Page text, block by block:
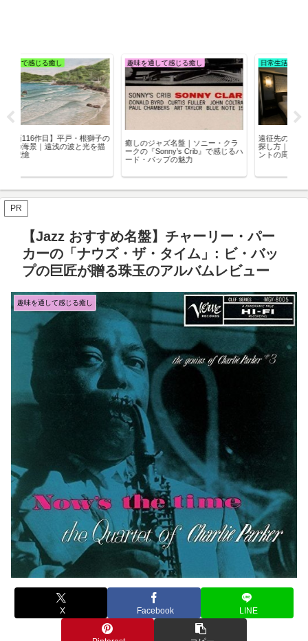
趣味を通して感じる癒し
癒しのジャズ名盤｜ソニー・クラ
ークの『Sonny’s Crib』で感じるハ
ード・バップの魅力
日常生活で感じる癒し
遠征先のホテルが取れないときの
探し方｜祭り・コンサート・イベ
ントの周辺都市まで空室検索
PR
【Jazz おすすめ名盤】チャーリー・パー
カーの「ナウズ・ザ・タイム」: ビ・バッ
プの巨匠が贈る珠玉のアルバムレビュー
趣味を通して感じる癒し
X Facebook LINE